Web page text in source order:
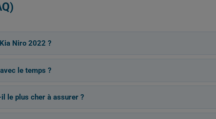
Niro 2022 ?
le temps ?
le plus cher à assurer ?